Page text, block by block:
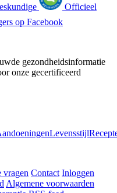
Officieel
op Facebook
gezondheidsinformatie
onze gecertificeerd
Levensstijl
vragen Contact Inloggen
Algemene voorwaarden